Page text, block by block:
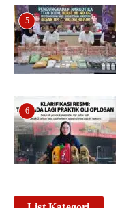
5
6